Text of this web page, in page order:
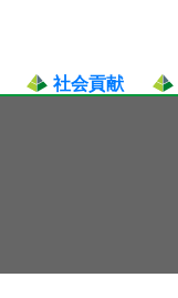
社会貢献